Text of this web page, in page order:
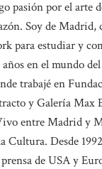
pasión por el arte
Soy de Madrid,
para estudiar y
en el mundo
trabajé en
y Galería Max
entre Madrid y
Cultura. Desde
de USA y